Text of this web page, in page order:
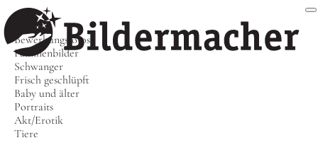
Studio
Bewerbungsfotos
Familienbilder
Schwanger
Frisch geschlüpft
Baby und älter
Portraits
Akt/Erotik
Tiere